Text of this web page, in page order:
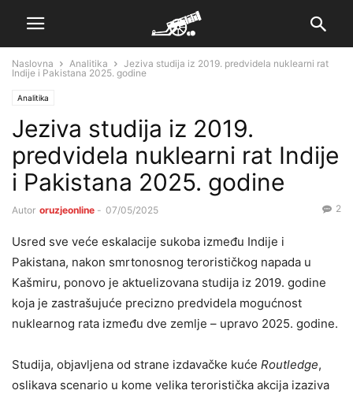
Naslovna Analitika
Jeziva studija iz 2019. predvidela nuklearni rat
Indije i Pakistana 2025. godine
Analitika
Jeziva studija iz 2019.
predvidela nuklearni rat Indije
i Pakistana 2025. godine
Autor oruzjeonline - 07/05/2025 2
Usred sve veće eskalacije sukoba između Indije i
Pakistana, nakon smrtonosnog terorističkog napada u
Kašmiru, ponovo je aktuelizovana studija iz 2019. godine
koja je zastrašujuće precizno predvidela mogućnost
nuklearnog rata između dve zemlje – upravo 2025. godine.
Studija, objavljena od strane izdavačke kuće Routledge,
oslikava scenario u kome velika teroristička akcija izaziva